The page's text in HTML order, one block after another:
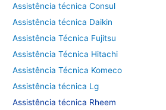
Assistência técnica Consul
Assistência técnica Daikin
Assistência Técnica Fujitsu
Assistência Técnica Hitachi
Assistência Técnica Komeco
Assistência técnica Lg
Assistência técnica Rheem